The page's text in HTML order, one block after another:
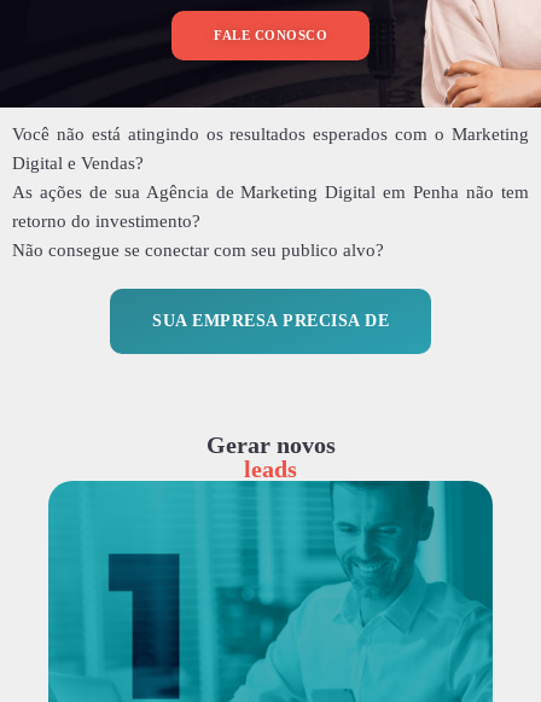
FALE CONOSCO
Você não está atingindo os resultados esperados com o Marketing
Digital e Vendas?
As ações de sua Agência de Marketing Digital em Penha não tem
retorno do investimento?
Não consegue se conectar com seu publico alvo?
SUA EMPRESA PRECISA DE
Gerar novos
leads